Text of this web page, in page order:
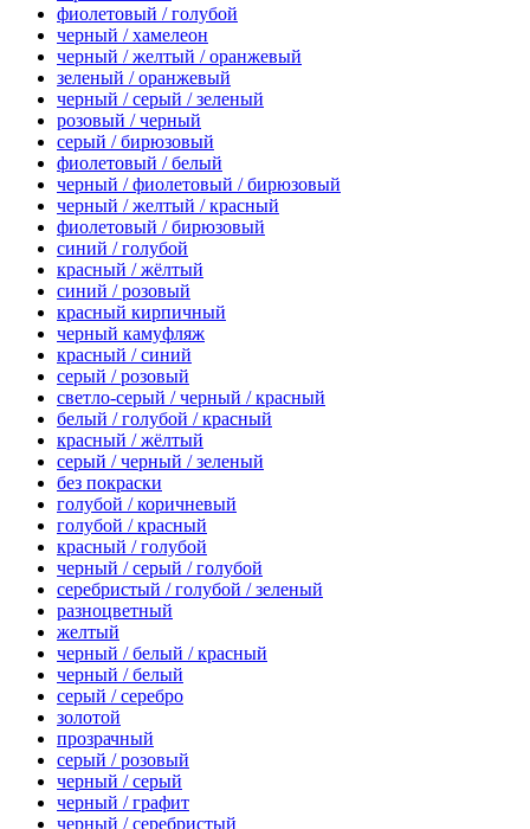
фиолетовый / голубой
черный / хамелеон
черный / желтый / оранжевый
зеленый / оранжевый
черный / серый / зеленый
розовый / черный
серый / бирюзовый
фиолетовый / белый
черный / фиолетовый / бирюзовый
черный / желтый / красный
фиолетовый / бирюзовый
синий / голубой
красный / жёлтый
синий / розовый
красный кирпичный
черный камуфляж
красный / синий
серый / розовый
светло-серый / черный / красный
белый / голубой / красный
красный / жёлтый
серый / черный / зеленый
без покраски
голубой / коричневый
голубой / красный
красный / голубой
черный / серый / голубой
серебристый / голубой / зеленый
разноцветный
желтый
черный / белый / красный
черный / белый
серый / серебро
золотой
прозрачный
серый / розовый
черный / серый
черный / графит
черный / серебристый